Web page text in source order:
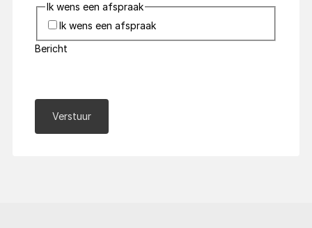
Ik wens een afspraak
Ik wens een afspraak
Bericht
Verstuur